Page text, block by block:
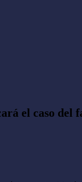
el caso del